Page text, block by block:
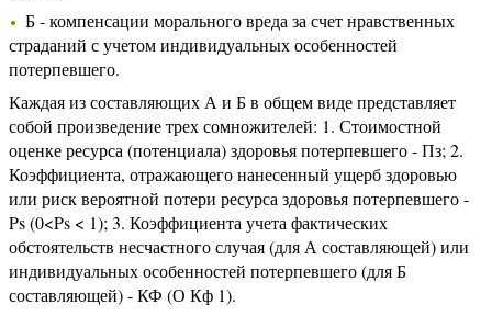
Б - компенсации морального вреда за счет нравственных
страданий с учетом индивидуальных особенностей
потерпевшего.
Каждая из составляющих А и Б в общем виде представляет
собой произведение трех сомножителей: 1. Стоимостной
оценке ресурса (потенциала) здоровья потерпевшего - Пз; 2.
Коэффициента, отражающего нанесенный ущерб здоровью
или риск вероятной потери ресурса здоровья потерпевшего -
Ps (0<Ps < 1); 3. Коэффициента учета фактических
обстоятельств несчастного случая (для А составляющей) или
индивидуальных особенностей потерпевшего (для Б
составляющей) - КФ (О Кф 1).